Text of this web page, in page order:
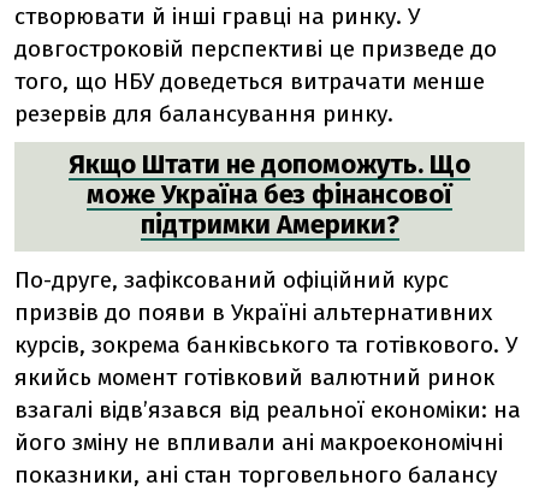
створювати й інші гравці на ринку. У
довгостроковій перспективі це призведе до
того, що НБУ доведеться витрачати менше
резервів для балансування ринку.
Якщо Штати не допоможуть. Що
може Україна без фінансової
підтримки Америки?
По-друге, зафіксований офіційний курс
призвів до появи в Україні альтернативних
курсів, зокрема банківського та готівкового. У
якийсь момент готівковий валютний ринок
взагалі відв’язався від реальної економіки: на
його зміну не впливали ані макроекономічні
показники, ані стан торговельного балансу